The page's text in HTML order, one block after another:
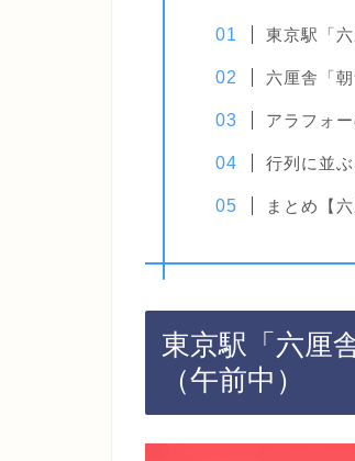
東京駅「
六厘舎「
アラフォ
行列に並
まとめ【
東京駅「六厘
（午前中）